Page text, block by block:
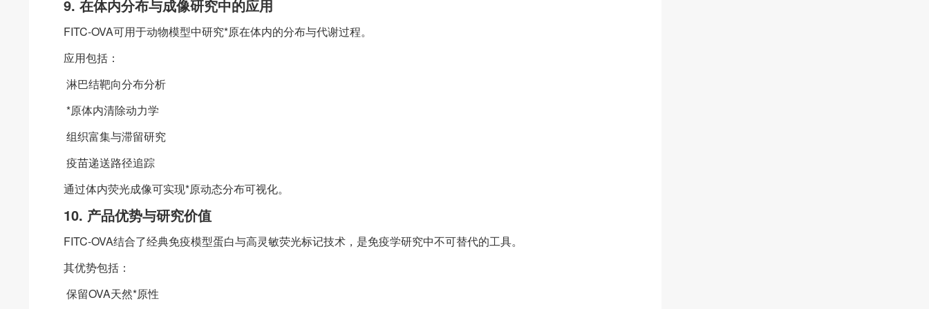
9. 在体内分布与成像研究中的应用
FITC-OVA可用于动物模型中研究*原在体内的分布与代谢过程。
应用包括：
淋巴结靶向分布分析
*原体内清除动力学
组织富集与滞留研究
疫苗递送路径追踪
通过体内荧光成像可实现*原动态分布可视化。
10. 产品优势与研究价值
FITC-OVA结合了经典免疫模型蛋白与高灵敏荧光标记技术，是免疫学研究中不可替代的工具。
其优势包括：
保留OVA天然*原性